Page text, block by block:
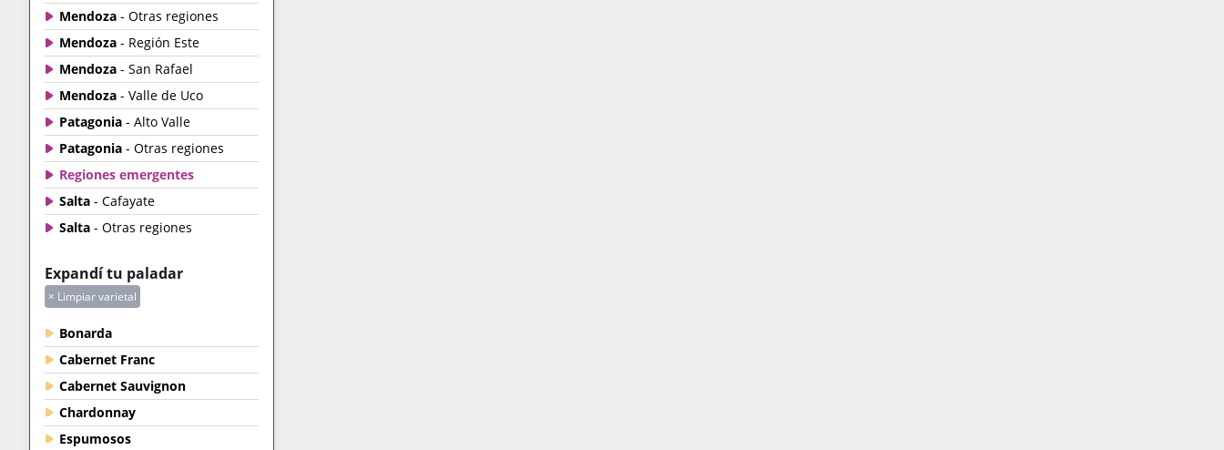
Mendoza - Otras regiones
Mendoza - Región Este
Mendoza - San Rafael
Mendoza - Valle de Uco
Patagonia - Alto Valle
Patagonia - Otras regiones
Regiones emergentes
Salta - Cafayate
Salta - Otras regiones
Expandí tu paladar
× Limpiar varietal
Bonarda
Cabernet Franc
Cabernet Sauvignon
Chardonnay
Espumosos